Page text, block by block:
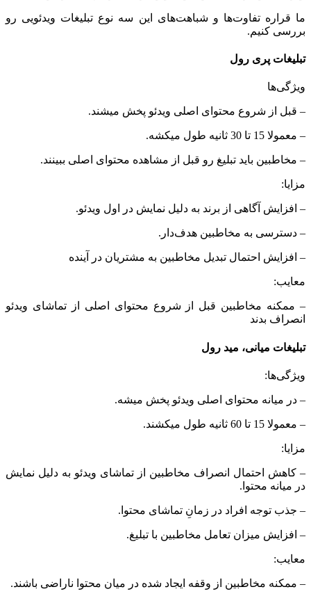
ما قراره تفاوت‌ها و شباهت‌های این سه نوع تبلیغات ویدئویی رو
بررسی کنیم.
تبلیغات پری رول
ویژگی‌ها
– قبل از شروع محتوای اصلی ویدئو پخش میشند.
– معمولا 15 تا 30 ثانیه طول میکشه.
– مخاطبین باید تبلیغ رو قبل از مشاهده محتوای اصلی ببینند.
مزایا:
– افزایش آگاهی از برند به دلیل نمایش در اول ویدئو.
– دسترسی به مخاطبین هدف‌دار.
– افزایش احتمال تبدیل مخاطبین به مشتریان در آینده
معایب:
– ممکنه مخاطبین قبل از شروع محتوای اصلی از تماشای ویدئو
انصراف بدند
تبلیغات میانی، مید رول
ویژگی‌ها:
– در میانه محتوای اصلی ویدئو پخش میشه.
– معمولا 15 تا 60 ثانیه طول میکشند.
مزایا:
– کاهش احتمال انصراف مخاطبین از تماشای ویدئو به دلیل نمایش
در میانه محتوا.
– جذب توجه افراد در زمانِ تماشای محتوا.
– افزایش میزان تعامل مخاطبین با تبلیغ.
معایب:
– ممکنه مخاطبین از وقفه ایجاد شده در میان محتوا ناراضی باشند.